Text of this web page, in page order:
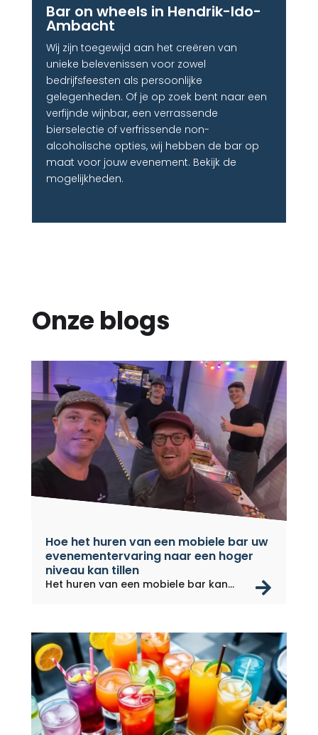
Bar on wheels in Hendrik-Ido-
Ambacht
Wij zijn toegewijd aan het creëren van
unieke belevenissen voor zowel
bedrijfsfeesten als persoonlijke
gelegenheden. Of je op zoek bent naar een
verfijnde wijnbar, een verrassende
bierselectie of verfrissende non-
alcoholische opties, wij hebben de bar op
maat voor jouw evenement. Bekijk de
mogelijkheden.
Onze blogs
Hoe het huren van een mobiele bar uw
evenementervaring naar een hoger
niveau kan tillen
Het huren van een mobiele bar kan